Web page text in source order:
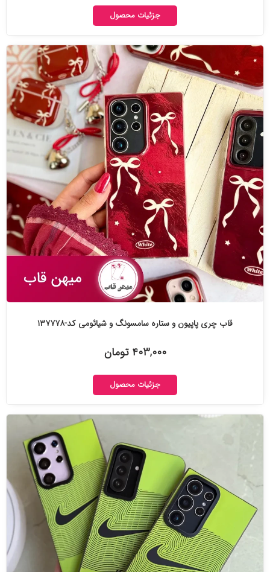
جزئیات محصول
قاب چری پاپیون و ستاره سامسونگ و شیائومی کد-۱۳۷۷۷۸
۴۰۳,۰۰۰ تومان
جزئیات محصول